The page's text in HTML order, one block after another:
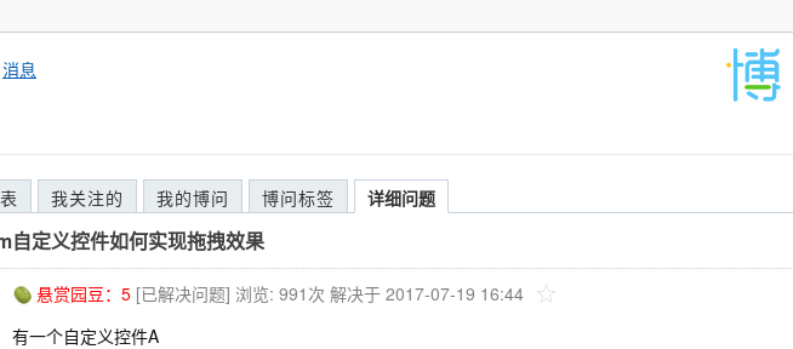
消息
我关注的 我的博问 博问标签 详细问题
自定义控件如何实现拖拽效果
悬赏园豆： 5 [已解决问题] 浏览: 991次 解决于 2017-07-19 16:44
有一个自定义控件A